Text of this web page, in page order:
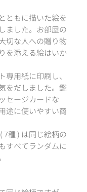
ともに描いた絵を
ました。お部屋の
切な人への贈り物
を添える絵はいか
用紙に印刷し、
をだしました。鑑
セージカードな
途に使いやすい商
種 ) は同じ絵柄の
すべてランダムに